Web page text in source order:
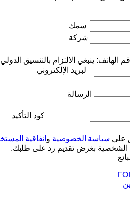
اسمك
شركة
الهاتف: ينبغي الالتزام بالتنسيق
البريد الإلكتروني
الرسالة
كود التأكيد
على سياسة الخصوصية و اتفاقية
الشخصية بغرض تقديم رد على طلبك.